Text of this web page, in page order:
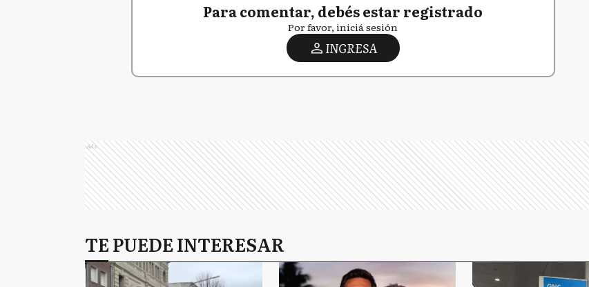
Para comentar, debés estar registrado
Por favor, iniciá sesión
INGRESA
Ads
TE PUEDE INTERESAR